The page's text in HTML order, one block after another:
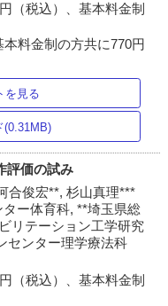
（税込）、基本料金制
料金制の方共に770円
を見る
(0.31MB)
評価の試み
合俊宏**, 杉山真理***
ー体育科, **埼玉県総
リテーション工学研究
センター理学療法科
（税込）、基本料金制